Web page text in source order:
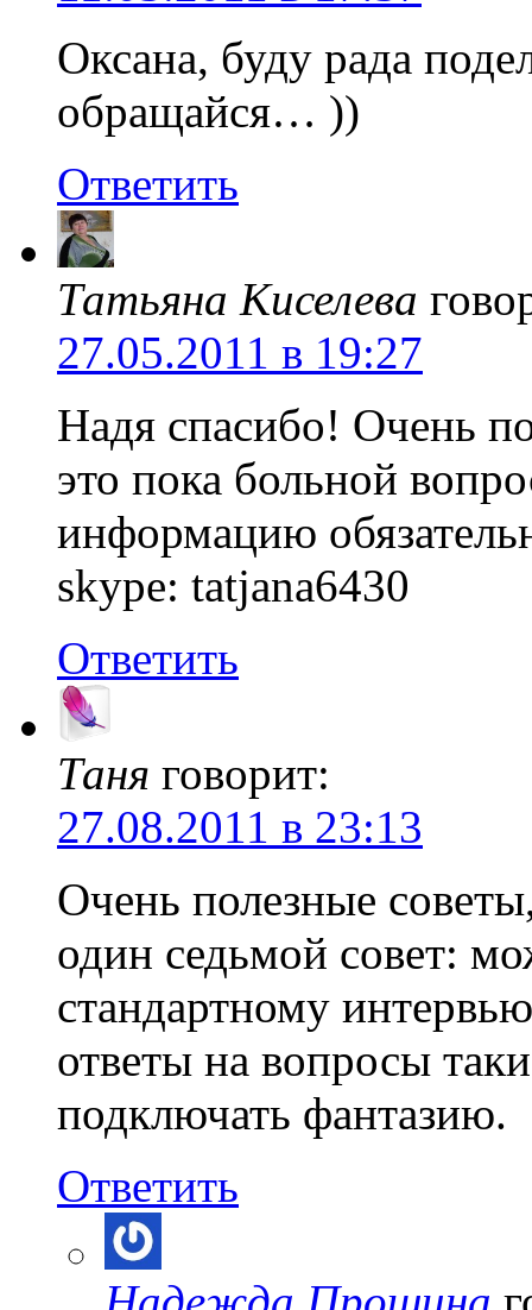
Оксана, буду рада
обращайся… ))
Ответить
Татьяна Киселева
27.05.2011 в 19:27
Надя спасибо! Очень
это пока больной
информацию
skype: tatjana6430
Ответить
Таня говорит:
27.08.2011 в 23:13
Очень полезные
один седьмой совет:
стандартному
ответы на вопросы
подключать фантазию.
Ответить